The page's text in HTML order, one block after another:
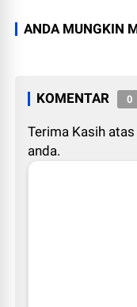
ANDA MUNGKIN
KOMENTAR 0
Terima Kasih
anda.